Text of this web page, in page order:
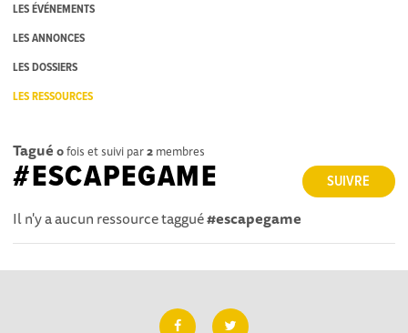
LES ÉVÉNEMENTS
LES ANNONCES
LES DOSSIERS
LES RESSOURCES
Tagué 0fois et suivi par2 membres
SUIVRE
#ESCAPEGAME
Il n'y a aucun ressource taggué#escapegame